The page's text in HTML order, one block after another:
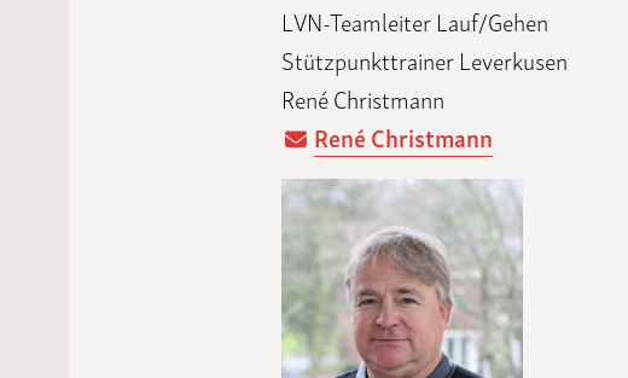
LVN-Teamleiter Lauf/Gehen
Stützpunkttrainer Leverkusen
René Christmann
René Christmann